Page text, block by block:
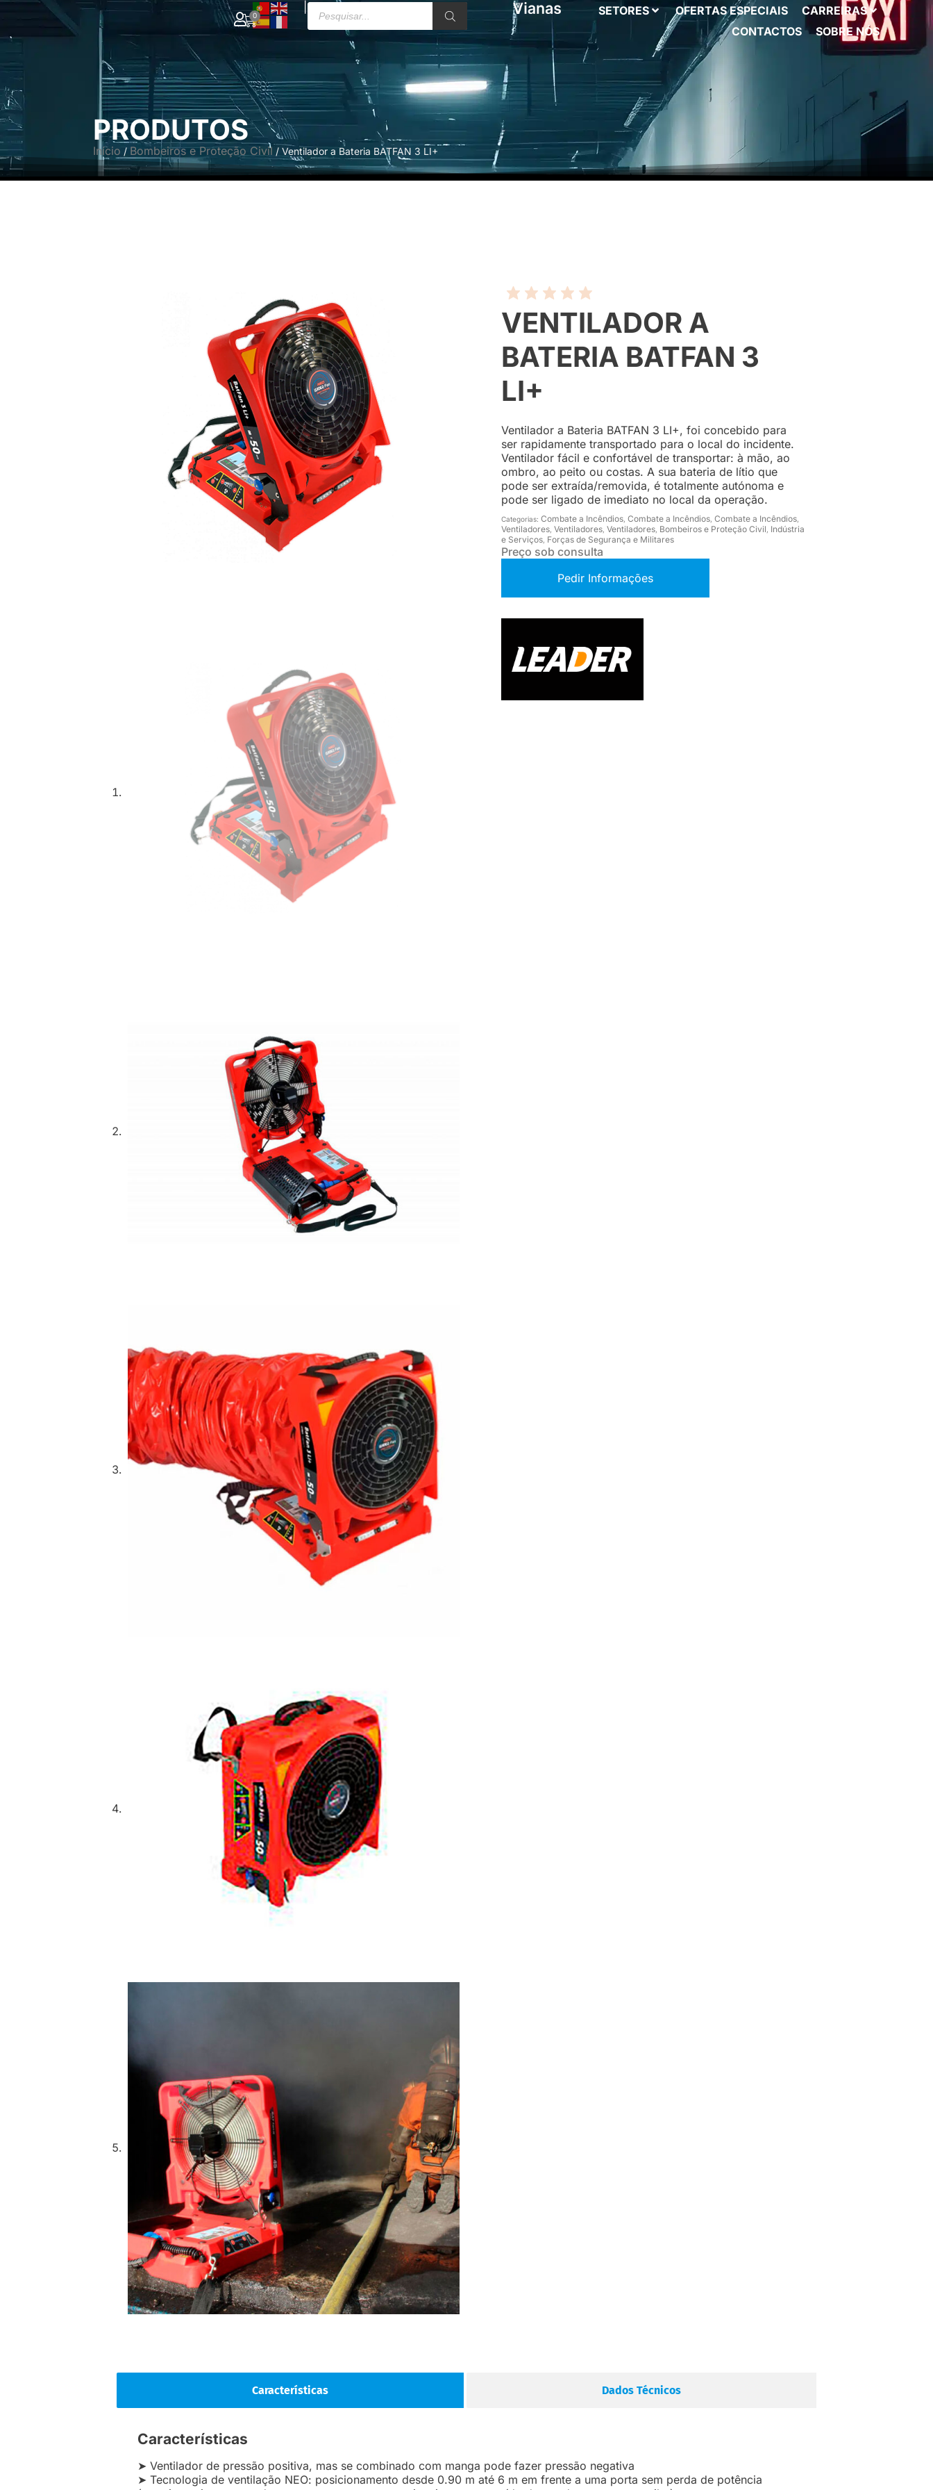
0 SETORES OFERTAS ESPECIAIS
CARREIRAS
CONTACTOS
SOBRE NÓS
PRODUTOS
Início / Bombeiros e Proteção Civil / Ventilador a Bateria BATFAN 3 LI+
VENTILADOR A
BATERIA BATFAN 3
LI+
Ventilador a Bateria BATFAN 3 LI+, foi concebido para
ser rapidamente transportado para o local do incidente.
Ventilador fácil e confortável de transportar: à mão, ao
ombro, ao peito ou costas. A sua bateria de lítio que
pode ser extraída/removida, é totalmente autónoma e
pode ser ligado de imediato no local da operação.
Categorias: Combate a Incêndios, Combate a Incêndios, Combate a Incêndios,
Ventiladores, Ventiladores, Ventiladores, Bombeiros e Proteção Civil, Indústria
e Serviços, Forças de Segurança e Militares
Preço sob consulta
Pedir Informações
Características Dados Técnicos
Características
➤ Ventilador de pressão positiva, mas se combinado com manga pode fazer pressão negativa
➤ Tecnologia de ventilação NEO: posicionamento desde 0.90 m até 6 m em frente a uma porta sem perda de potência